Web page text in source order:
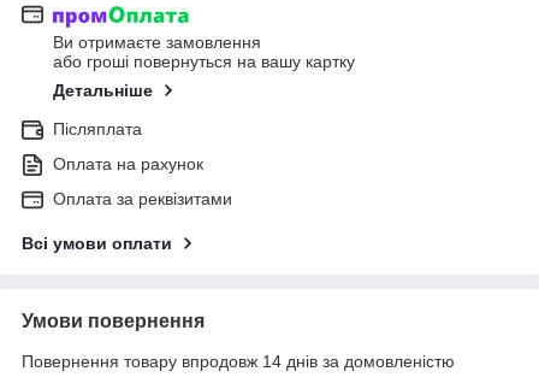
Ви отримаєте замовлення
або гроші повернуться на вашу картку
Детальніше
Післяплата
Оплата на рахунок
Оплата за реквізитами
Всі умови оплати
Умови повернення
Повернення товару впродовж 14 днів за домовленістю